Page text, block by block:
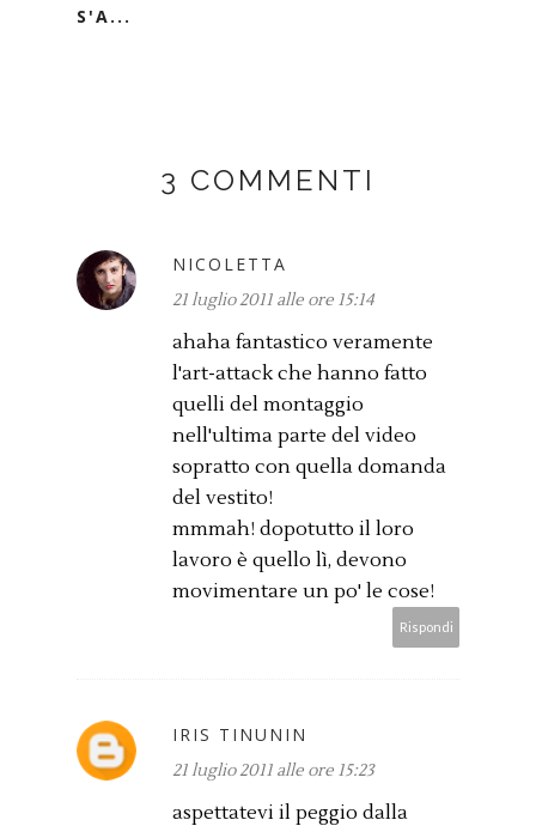
S'A...
3 COMMENTI
NICOLETTA
21 luglio 2011 alle ore 15:14
ahaha fantastico veramente
l'art-attack che hanno fatto
quelli del montaggio
nell'ultima parte del video
sopratto con quella domanda
del vestito!
mmmah! dopotutto il loro
lavoro è quello lì, devono
movimentare un po' le cose!
Rispondi
IRIS TINUNIN
21 luglio 2011 alle ore 15:23
aspettatevi il peggio dalla